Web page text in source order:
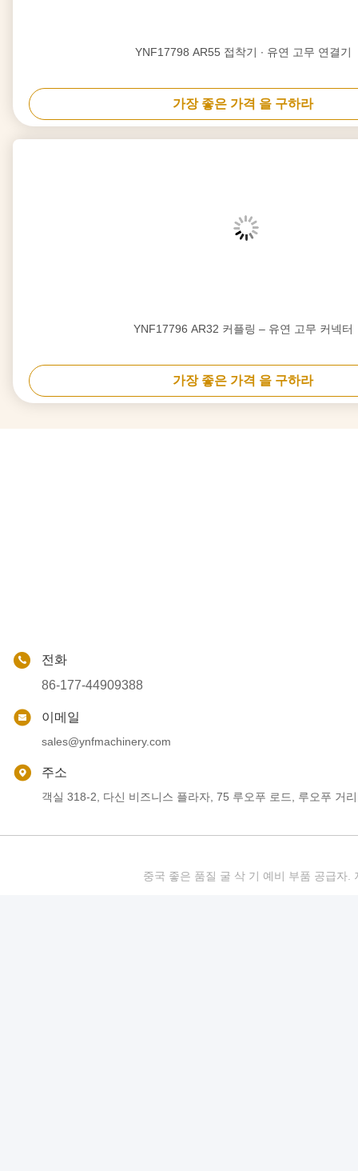
YNF17798 AR55 접착기 ∙ 유연 고무 연결기
가장 좋은 가격 을 구하라
YNF17796 AR32 커플링 – 유연 고무 커넥터
가장 좋은 가격 을 구하라
전화
86-177-44909388
이메일
sales@ynfmachinery.com
주소
객실 318-2, 다신 비즈니스 플라자, 75 루오푸 로드, 루오푸 거
중국 좋은 품질 굴 삭 기 예비 부품 공급자